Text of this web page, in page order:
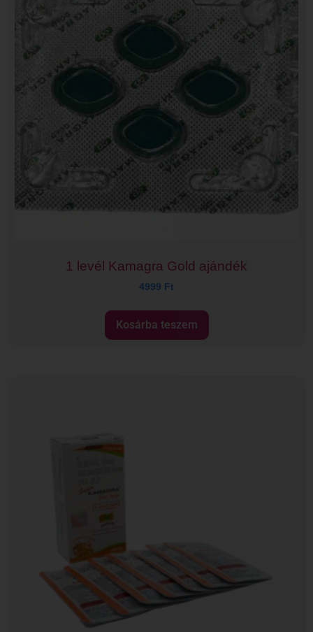
1 levél Kamagra Gold ajándék
4999 Ft
Kosárba teszem